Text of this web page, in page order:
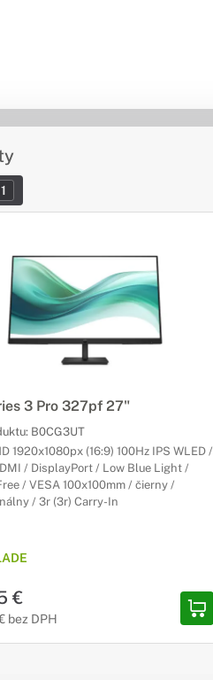
3 Pro 327pf 27"
B0CG3UT
1920x1080px (16:9) 100Hz IPS WLED /
/ DisplayPort / Low Blue Light /
/ VESA 100x100mm / čierny /
/ 3r (3r) Carry-In
€
bez DPH